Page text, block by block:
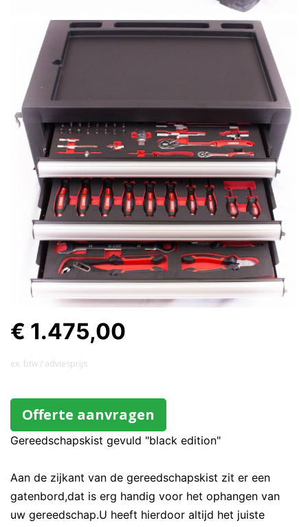
€ 1.475,00
ex. btw / adviesprijs
Offerte aanvragen
Gereedschapskist gevuld "black edition"
Aan de zijkant van de gereedschapskist zit er een
gatenbord,dat is erg handig voor het ophangen van
uw gereedschap.U heeft hierdoor altijd het juiste